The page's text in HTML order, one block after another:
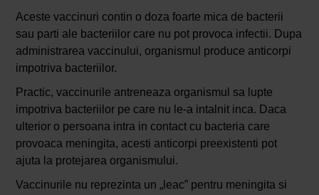
Aceste vaccinuri contin o doza foarte mica de bacterii
sau parti ale bacteriilor care nu pot provoca infectii. Dupa
administrarea vaccinului, organismul produce anticorpi
impotriva bacteriilor.
Practic, vaccinurile antreneaza organismul sa lupte
impotriva bacteriilor pe care nu le-a intalnit inca. Daca
ulterior o persoana intra in contact cu bacteria care
provoaca meningita, acesti anticorpi preexistenti pot
ajuta la protejarea organismului.
Vaccinurile nu reprezinta un „leac” pentru meningita si